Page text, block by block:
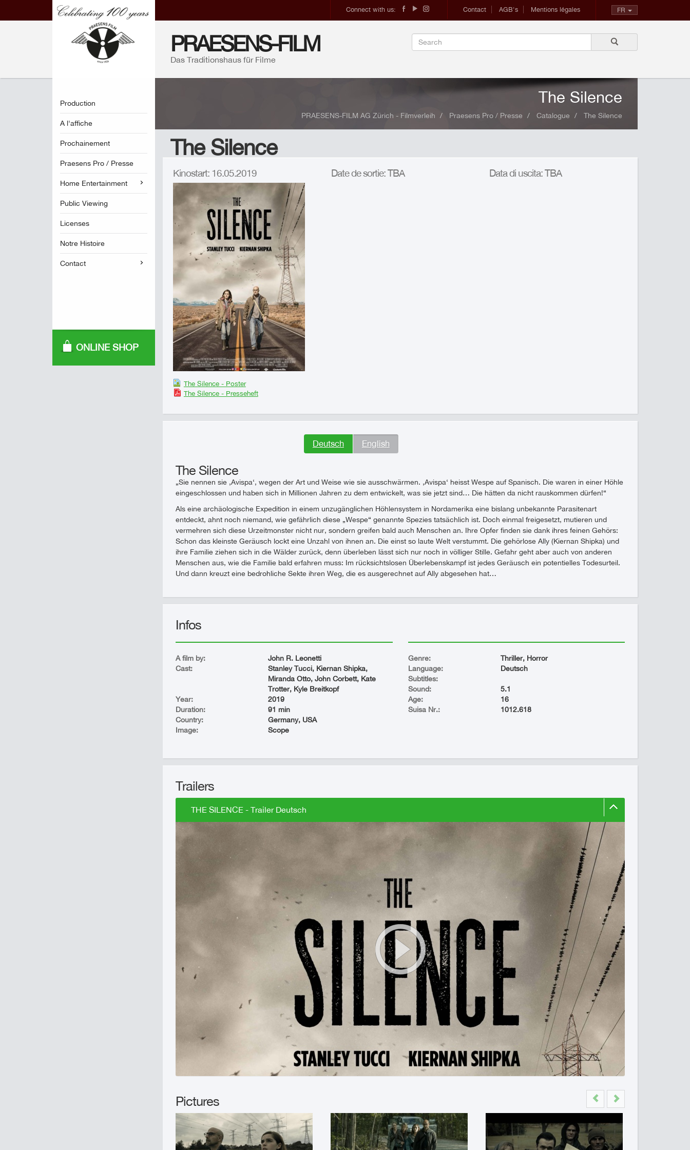
FR
Contact AGB's Mentions légales
Connect with us:
PRAESENS-FILM
Das Traditionshaus für Filme
Production
A l'affiche
Prochainement
Praesens Pro / Presse
Home Entertainment
Public Viewing
Licenses
Notre Histoire
Contact
ONLINE SHOP
The Silence
PRAESENS-FILM AG Zürich - Filmverleih Praesens Pro / Presse Catalogue The Silence
The Silence
Kinostart: 16.05.2019
The Silence - Poster
The Silence - Presseheft
Date de sortie: TBA Data di uscita: TBA
Deutsch English
The Silence
„Sie nennen sie ‚Avispa‘, wegen der Art und Weise wie sie ausschwärmen. ‚Avispa‘ heisst Wespe auf Spanisch. Die waren in einer Höhle
eingeschlossen und haben sich in Millionen Jahren zu dem entwickelt, was sie jetzt sind… Die hätten da nicht rauskommen dürfen!“
Als eine archäologische Expedition in einem unzugänglichen Höhlensystem in Nordamerika eine bislang unbekannte Parasitenart
entdeckt, ahnt noch niemand, wie gefährlich diese „Wespe“ genannte Spezies tatsächlich ist. Doch einmal freigesetzt, mutieren und
vermehren sich diese Urzeitmonster nicht nur, sondern greifen bald auch Menschen an. Ihre Opfer finden sie dank ihres feinen Gehörs:
Schon das kleinste Geräusch lockt eine Unzahl von ihnen an. Die einst so laute Welt verstummt. Die gehörlose Ally (Kiernan Shipka) und
ihre Familie ziehen sich in die Wälder zurück, denn überleben lässt sich nur noch in völliger Stille. Gefahr geht aber auch von anderen
Menschen aus, wie die Familie bald erfahren muss: Im rücksichtslosen Überlebenskampf ist jedes Geräusch ein potentielles Todesurteil.
Und dann kreuzt eine bedrohliche Sekte ihren Weg, die es ausgerechnet auf Ally abgesehen hat…
Infos
A film by:
John R. Leonetti
Cast:
Stanley Tucci, Kiernan Shipka,
Miranda Otto, John Corbett, Kate
Trotter, Kyle Breitkopf
Year:
2019
Duration:
91 min
Country:
Germany, USA
Image:
Scope
Genre:
Thriller, Horror
Language:
Deutsch
Subtitles:
Sound:
5.1
Age:
16
Suisa Nr.:
1012.618
Trailers
THE SILENCE - Trailer Deutsch
Pictures Previous
Next